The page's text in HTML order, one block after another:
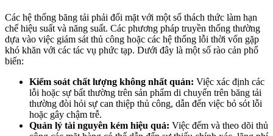
Các hệ thống băng tải phải đối mặt với một số thách thức làm hạn
chế hiệu suất và năng suất. Các phương pháp truyền thống thường
dựa vào việc giám sát thủ công hoặc các hệ thống lỗi thời vốn gặp
khó khăn với các tác vụ phức tạp. Dưới đây là một số rào cản phổ
biến:
Kiểm soát chất lượng không nhất quán: Việc xác định các
lỗi hoặc sự bất thường trên sản phẩm di chuyển trên băng tải
thường đòi hỏi sự can thiệp thủ công, dẫn đến việc bỏ sót lỗi
hoặc gây chậm trễ.
Quản lý tài nguyên kém hiệu quả: Việc đếm và theo dõi thủ